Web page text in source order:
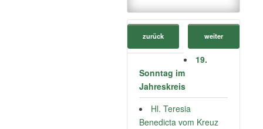
zurück weiter
19.
Sonntag im
Jahreskreis
Hl. Teresia
Benedicta vom Kreuz